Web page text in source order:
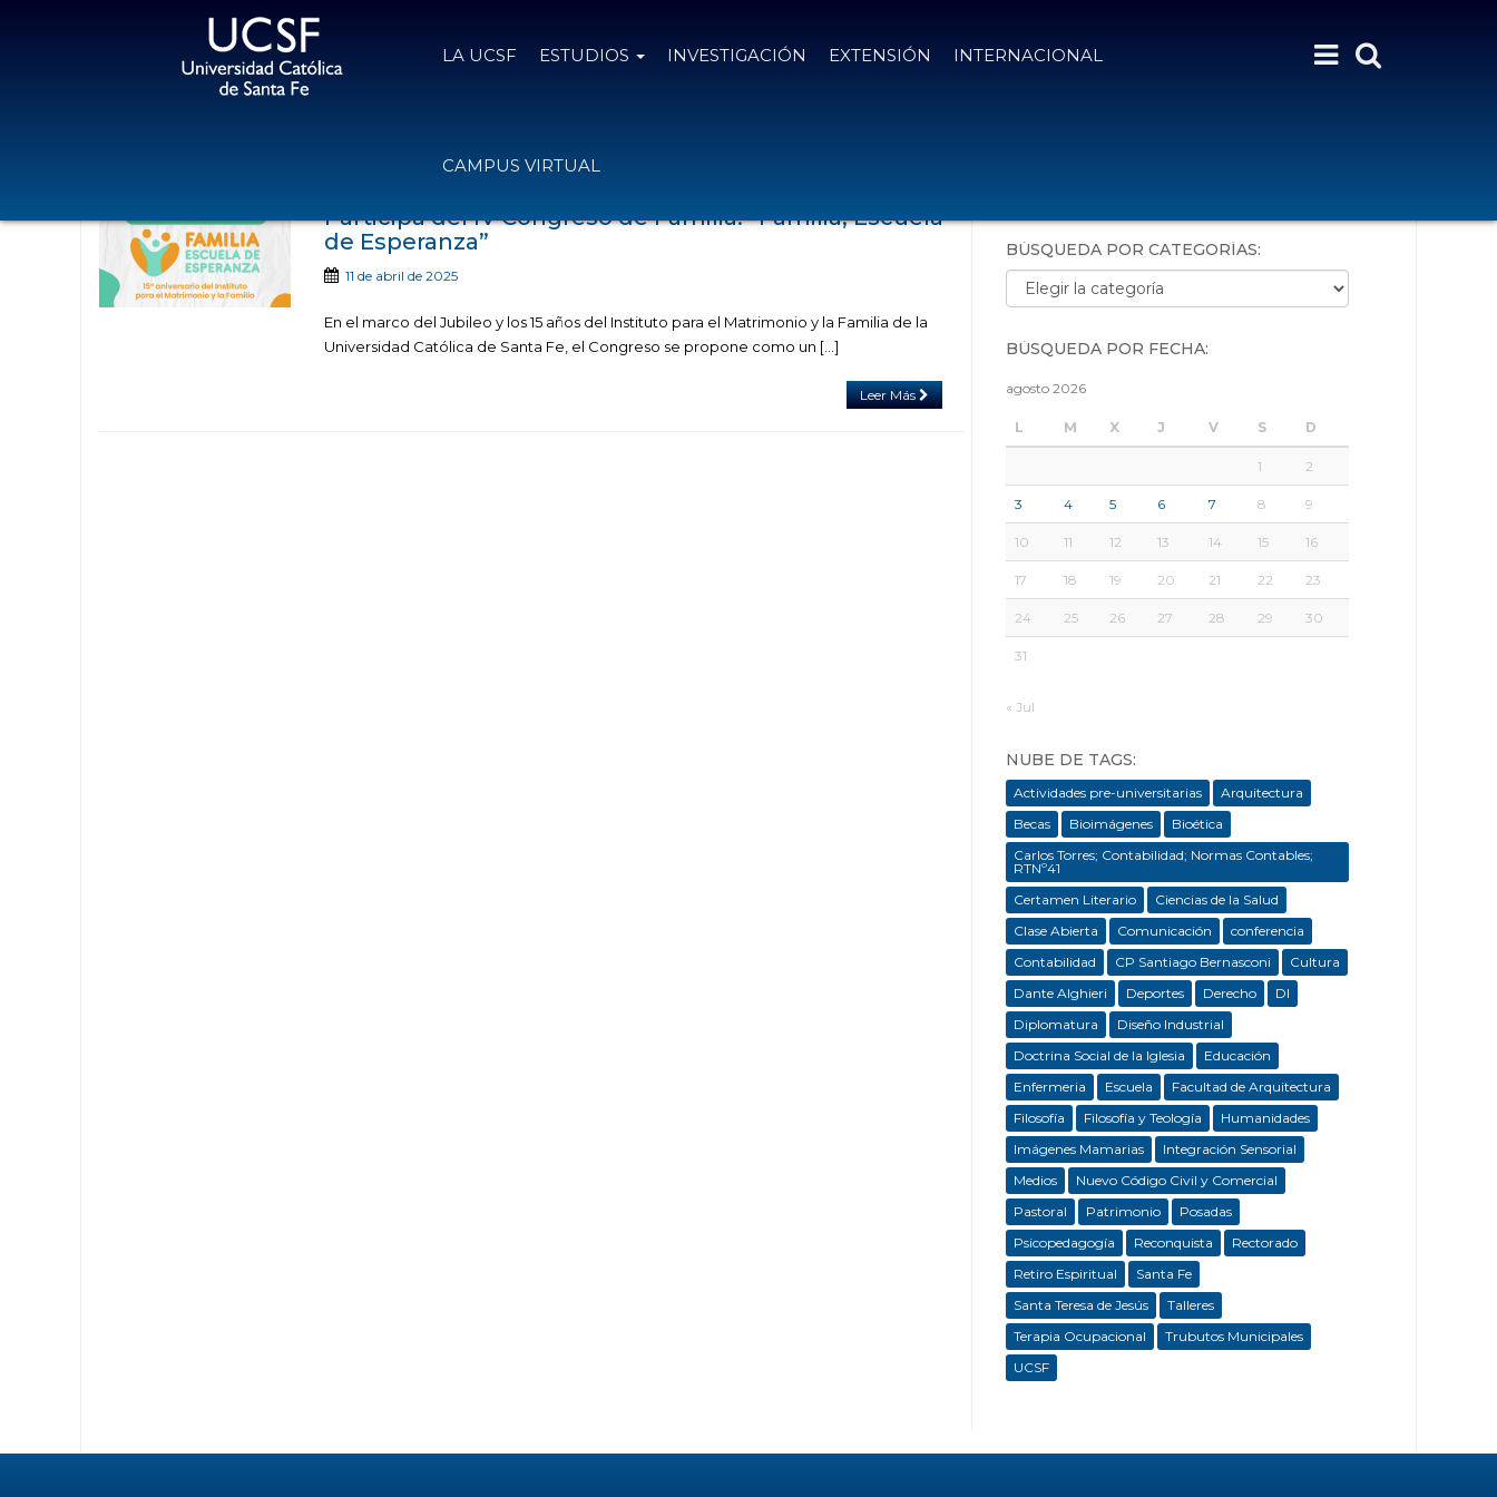
LA UCSF ESTUDIOS INVESTIGACIÓN EXTENSIÓN INTERNACIONAL
CAMPUS VIRTUAL
Participá del IV Congreso de Familia: “Familia, Escuela
de Esperanza”
11 de abril de 2025
En el marco del Jubileo y los 15 años del Instituto para el Matrimonio y la Familia de la
Universidad Católica de Santa Fe, el Congreso se propone como un […]
Leer Más
BÚSQUEDA POR CATEGORÍAS:
Búsqueda por categorías:
BÚSQUEDA POR FECHA:
agosto 2026
L M X J V S D
1 2
3 4 5 6 7 8 9
10 11 12 13 14 15 16
17 18 19 20 21 22 23
24 25 26 27 28 29 30
31
« Jul
NUBE DE TAGS:
Actividades pre-universitarias
Arquitectura
Becas
Bioimágenes
Bioética
Carlos Torres; Contabilidad; Normas Contables;
RTNº41
Certamen Literario
Ciencias de la Salud
Clase Abierta
Comunicación
conferencia
Contabilidad
CP Santiago Bernasconi
Cultura
Dante Alghieri
Deportes Derecho
DI
Diplomatura
Diseño Industrial
Doctrina Social de la Iglesia
Educación
Enfermeria
Escuela
Facultad de Arquitectura
Filosofía
Filosofía y Teología
Humanidades
Imágenes Mamarias
Integración Sensorial
Medios
Nuevo Código Civil y Comercial
Pastoral
Patrimonio
Posadas
Psicopedagogía
Reconquista
Rectorado
Retiro Espiritual
Santa Fe
Santa Teresa de Jesús
Talleres
Terapia Ocupacional
Trubutos Municipales
UCSF